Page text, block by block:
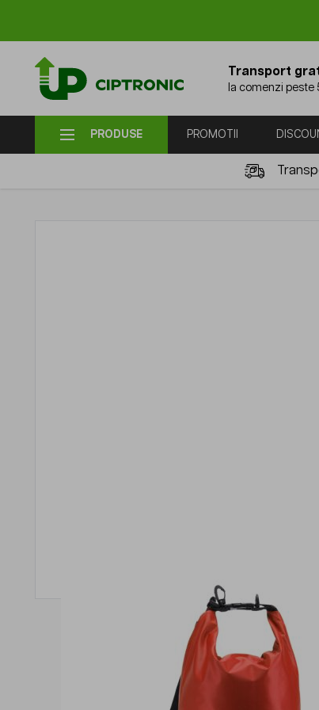
Transport
la comenzi peste
PRODUSE PROMOTII